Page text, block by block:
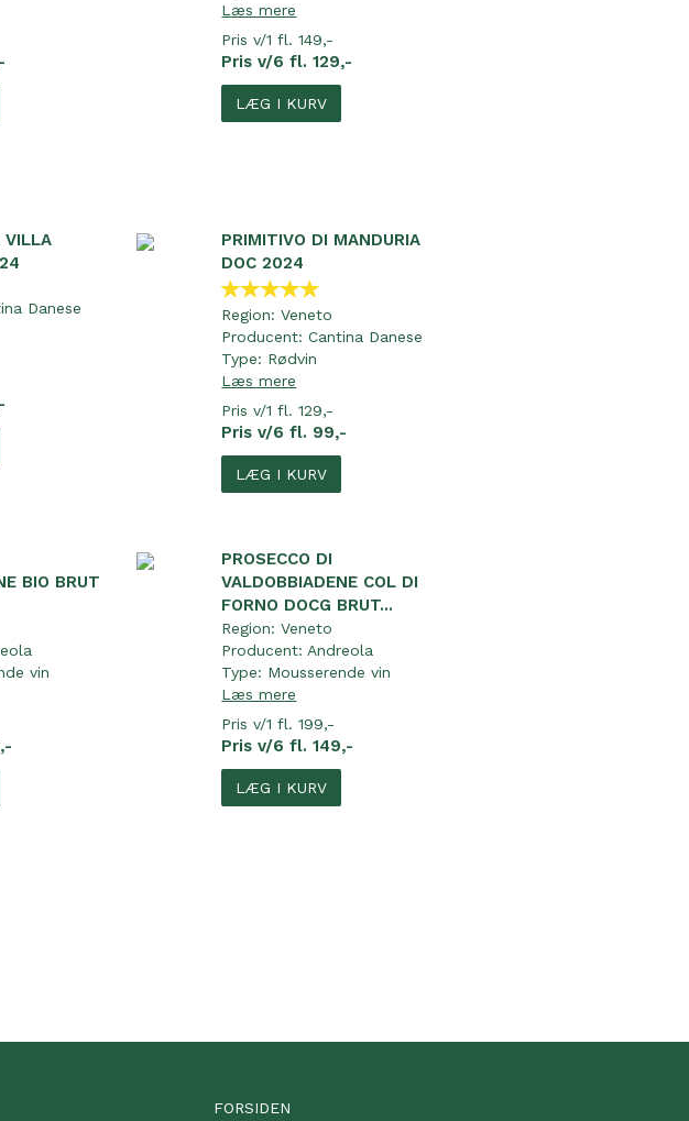
Læs mere
Pris v/1 fl. 149,-
Pris v/6 fl. 129,-
LÆG I KURV
VILLA
Danese
PRIMITIVO DI MANDURIA
DOC 2024
Region:Veneto
Producent:Cantina Danese
Type: Rødvin
Læs mere
Pris v/1 fl. 129,-
Pris v/6 fl. 99,-
LÆG I KURV
BIO BRUT
vin
PROSECCO DI
VALDOBBIADENE COL DI
FORNO DOCG BRUT...
Region:Veneto
Producent: Andreola
Type: Mousserende vin
Læs mere
Pris v/1 fl. 199,-
Pris v/6 fl. 149,-
LÆG I KURV
FORSIDEN